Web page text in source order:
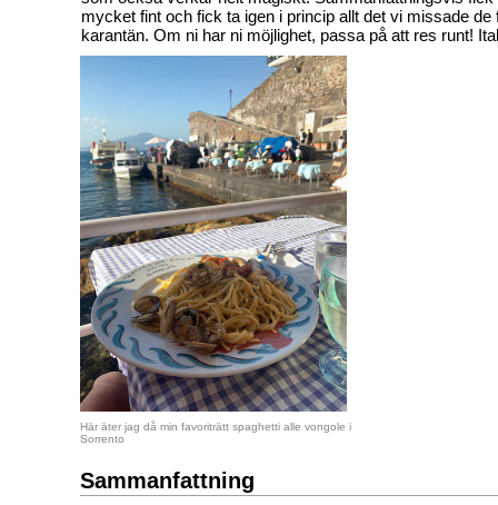
mycket fint och fick ta igen i princip allt det vi missade
karantän. Om ni har ni möjlighet, passa på att res runt!
Här äter jag då min favoriträtt spaghetti alle vongole i
Sorrento
Sammanfattning